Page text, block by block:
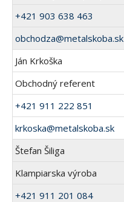
+421 903 638 463
obchodza@metalskoba.sk
Ján Krkoška
Obchodný referent
+421 911 222 851
krkoska@metalskoba.sk
Štefan Šiliga
Klampiarska výroba
+421 911 201 084